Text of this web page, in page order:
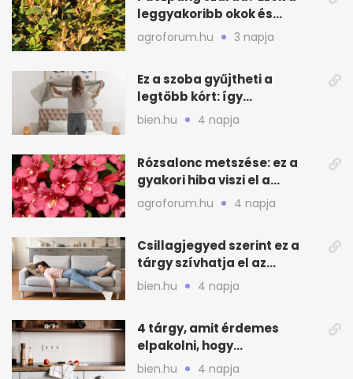
leggyakoribb okok és
teendők
agroforum.hu 3 napja
Ez a szoba gyűjtheti a
legtöbb kórt: így
mélytisztítsd otthon
bien.hu 4 napja
Rózsalonc metszése: ez a
gyakori hiba viszi el a
virágzást
agroforum.hu 4 napja
Csillagjegyed szerint ez a
tárgy szívhatja el az
otthonod energiáját
bien.hu 4 napja
4 tárgy, amit érdemes
elpakolni, hogy
hűvösebbnek tűnjön a lakás
bien.hu 4 napja